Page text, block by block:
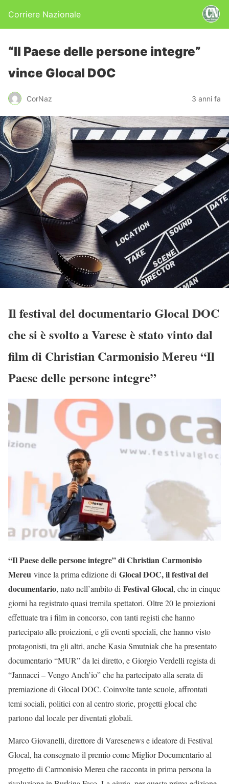
Corriere Nazionale
“Il Paese delle persone integre”
vince Glocal DOC
CorNaz 3 anni fa
Il festival del documentario Glocal DOC
che si è svolto a Varese è stato vinto dal
film di Christian Carmonisio Mereu “Il
Paese delle persone integre”
“Il Paese delle persone integre” di Christian Carmonisio
Mereu vince la prima edizione di Glocal DOC, il festival del
documentario, nato nell’ambito di Festival Glocal, che in cinque
giorni ha registrato quasi tremila spettatori. Oltre 20 le proiezioni
effettuate tra i film in concorso, con tanti registi che hanno
partecipato alle proiezioni, e gli eventi speciali, che hanno visto
protagonisti, tra gli altri, anche Kasia Smutniak che ha presentato
documentario “MUR” da lei diretto, e Giorgio Verdelli regista di
“Jannacci – Vengo Anch’io” che ha partecipato alla serata di
premiazione di Glocal DOC. Coinvolte tante scuole, affrontati
temi sociali, politici con al centro storie, progetti glocal che
partono dal locale per diventati globali.
Marco Giovanelli, direttore di Varesenews e ideatore di Festival
Glocal, ha consegnato il premio come Miglior Documentario al
progetto di Carmonisio Mereu che racconta in prima persona la